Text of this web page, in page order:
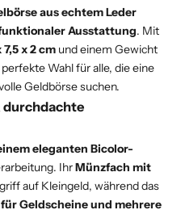
aus echtem Leder
Ausstattung. Mit
7,5 x 2 cm und einem Gewicht
Wahl für alle, die eine
Geldbörse suchen.
durchdachte
eleganten Bicolor-
IhrMünzfach mit
auf Kleingeld, während das
Geldscheine und mehrere